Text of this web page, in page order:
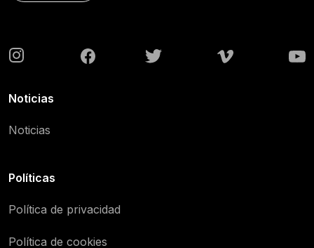
Noticias
Noticias
Políticas
Política de privacidad
Política de cookies